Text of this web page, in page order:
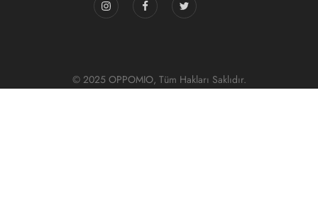
© 2025 OPPOMIO, Tüm Hakları Saklıdır.